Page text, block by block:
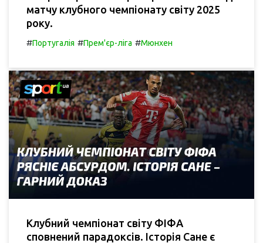
матчу клубного чемпіонату світу 2025
року.
#Португалія #Прем'єр-ліга #Мюнхен
Клубний чемпіонат світу ФІФА
сповнений парадоксів. Історія Сане є